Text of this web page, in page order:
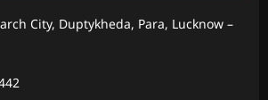
City, Duptykheda, Para, Lucknow –